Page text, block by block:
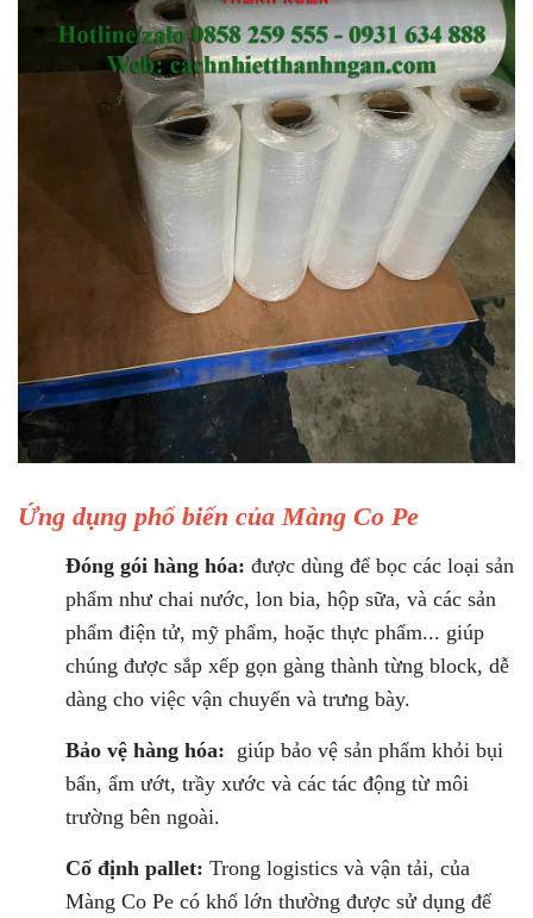
Ứng dụng phổ biến của Màng Co Pe
Đóng gói hàng hóa: được dùng để bọc các loại sản
phẩm như chai nước, lon bia, hộp sữa, và các sản
phẩm điện tử, mỹ phẩm, hoặc thực phẩm... giúp
chúng được sắp xếp gọn gàng thành từng block, dễ
dàng cho việc vận chuyển và trưng bày.
Bảo vệ hàng hóa: giúp bảo vệ sản phẩm khỏi bụi
bẩn, ẩm ướt, trầy xước và các tác động từ môi
trường bên ngoài.
Cố định pallet: Trong logistics và vận tải, của
Màng Co Pe có khổ lớn thường được sử dụng để